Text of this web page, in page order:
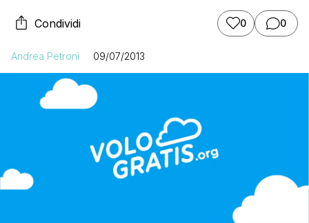
Condividi 0 0
Andrea Petroni 09/07/2013